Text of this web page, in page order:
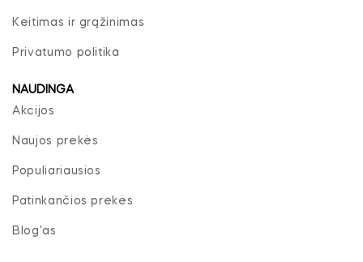
Keitimas ir grąžinimas
Privatumo politika
NAUDINGA
Akcijos
Naujos prekės
Populiariausios
Patinkančios prekės
Blog'as